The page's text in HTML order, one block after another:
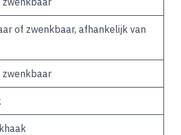
of zwenkbaar, afhankelijk van